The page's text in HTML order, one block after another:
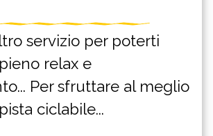
servizio per poterti
relax e
Per sfruttare al meglio
ciclabile...